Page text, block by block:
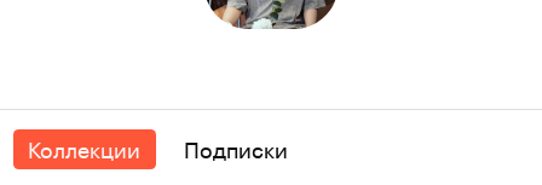
Коллекции Подписки